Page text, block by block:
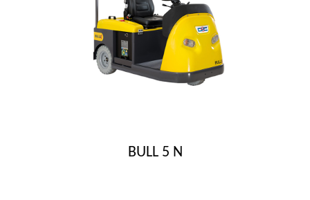
BULL 5 N